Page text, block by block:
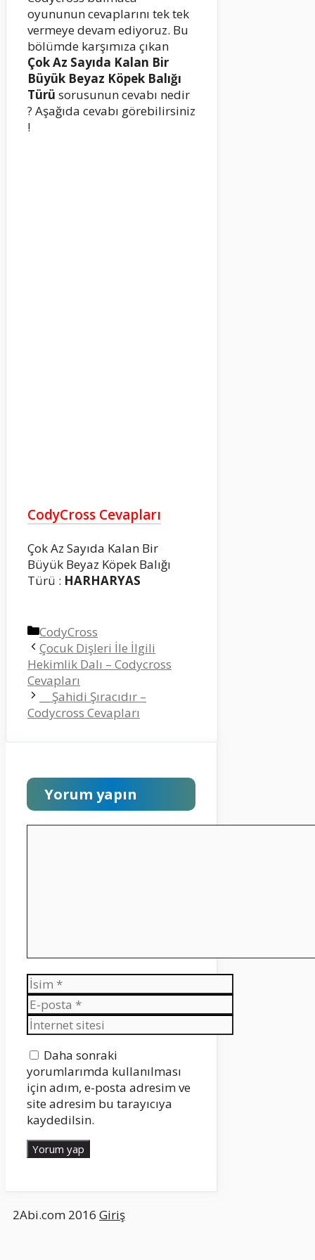
oyununun cevaplarını tek tek
vermeye devam ediyoruz. Bu
bölümde karşımıza çıkan
Çok Az Sayıda Kalan Bir
Büyük Beyaz Köpek Balığı
Türü sorusunun cevabı nedir
? Aşağıda cevabı görebilirsiniz
!
CodyCross Cevapları
Çok Az Sayıda Kalan Bir
Büyük Beyaz Köpek Balığı
Türü : HARHARYAS
Kategoriler
CodyCross
Çocuk Dişleri İle İlgili
Hekimlik Dalı – Codycross
Cevapları
__ Şahidi Şıracıdır –
Codycross Cevapları
Yorum yapın
İsim
E-
posta
İnternet
sitesi
Daha sonraki
yorumlarımda kullanılması
için adım, e-posta adresim ve
site adresim bu tarayıcıya
kaydedilsin.
2Abi.com 2016 Giriş